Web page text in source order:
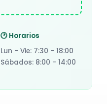
🕐 Horarios
Lun - Vie: 7:30 - 18:00
Sábados: 8:00 - 14:00